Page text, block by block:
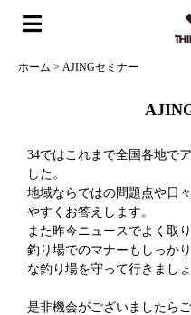
ホーム > AJINGセミナー
34ではこれまで全国各地で
した。
地域ならではの問題点や日
やすくお答えします。
また昨今ニュースでよく取
釣り場でのマナーもしっか
な釣り場を守って行きましょ
是非機会がございましたら